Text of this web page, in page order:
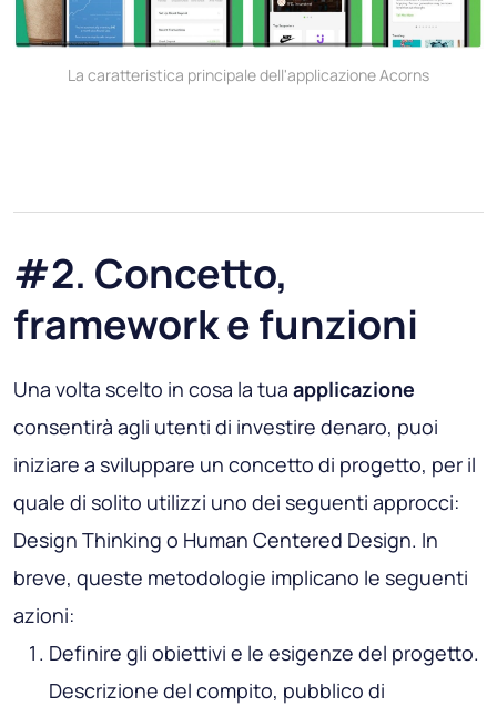
La caratteristica principale dell'applicazione Acorns
#2. Concetto,
framework e funzioni
Una volta scelto in cosa la tua applicazione
consentirà agli utenti di investire denaro, puoi
iniziare a sviluppare un concetto di progetto, per il
quale di solito utilizzi uno dei seguenti approcci:
Design Thinking o Human Centered Design. In
breve, queste metodologie implicano le seguenti
azioni:
Definire gli obiettivi e le esigenze del progetto.
Descrizione del compito, pubblico di